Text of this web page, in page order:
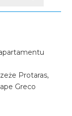
Protaras,
Greco